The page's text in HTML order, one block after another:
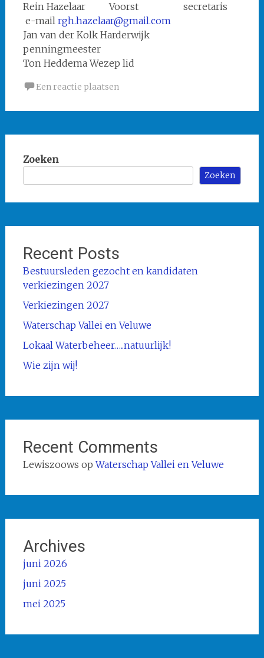
Rein Hazelaar Voorst secretaris
e-mail rgh.hazelaar@gmail.com
Jan van der Kolk Harderwijk
penningmeester
Ton Heddema Wezep lid
Een reactie plaatsen
Zoeken
Zoeken
Recent Posts
Bestuursleden gezocht en kandidaten
verkiezingen 2027
Verkiezingen 2027
Waterschap Vallei en Veluwe
Lokaal Waterbeheer…..natuurlijk!
Wie zijn wij!
Recent Comments
Lewiszoows opWaterschap Vallei en Veluwe
Archives
juni 2026
juni 2025
mei 2025